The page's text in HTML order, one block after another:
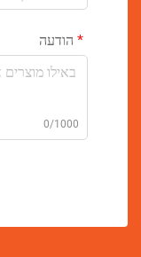
הודעה
0/1000